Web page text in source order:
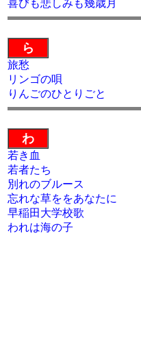
喜びも悲しみも幾歳月
ら
旅愁
リンゴの唄
りんごのひとりごと
わ
若き血
若者たち
別れのブルース
忘れな草ををあなたに
早稲田大学校歌
われは海の子